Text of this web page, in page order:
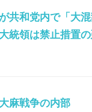
共和党内で「大
統領は禁止措置
麻戦争の内部